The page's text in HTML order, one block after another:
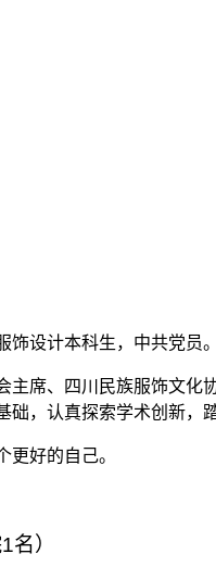
饰设计本科生，中共党员
主席、四川民族服饰文化
础，认真探索学术创新
更好的自己。
1名）